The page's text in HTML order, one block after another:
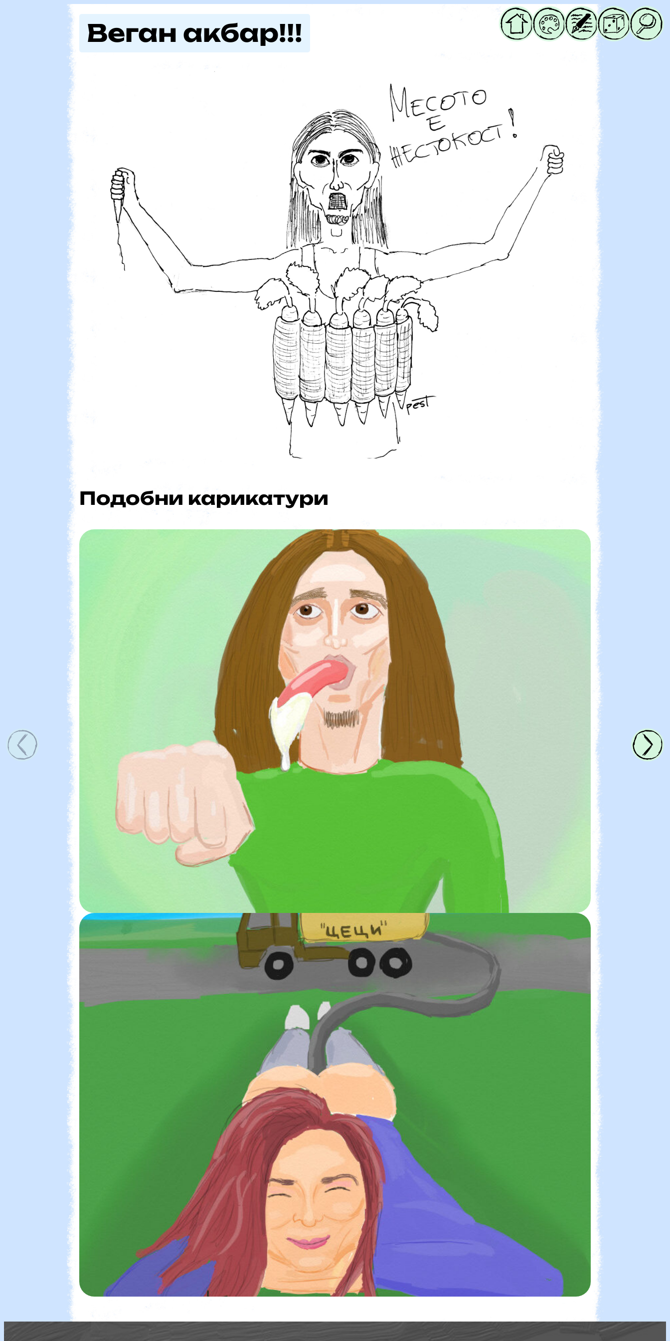
НачалоГалерияБлог СлучайнаТърси
Веган акбар!!!
Подобни карикатури
Месото е убийство! КреМвирша не